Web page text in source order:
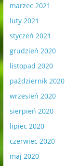
marzec 2021
luty 2021
styczeń 2021
grudzień 2020
listopad 2020
październik 2020
wrzesień 2020
sierpień 2020
lipiec 2020
czerwiec 2020
maj 2020